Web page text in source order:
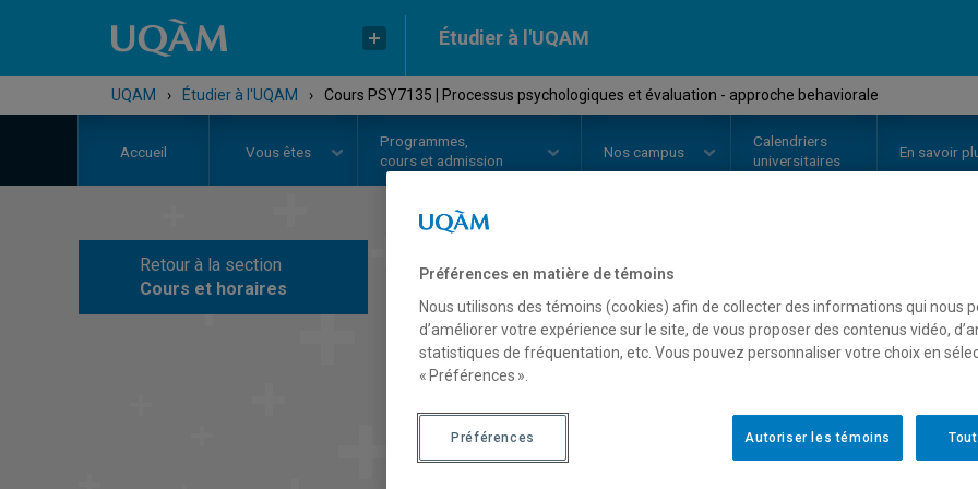
Étudier à l'UQAM
UQAM › Étudier à l'UQAM › Cours PSY7135 | Processus psychologiques et évaluation - approche behaviorale
Accueil Vous êtes
Programmes,
cours et admission
Nos campus
Calendriers
universitaires
En savoir
Retour à la section
Cours et horaires
COURS// PSY7135
Processus
évaluation - approche
Description Horaire - Été 2026
Préférences en matière de témoins
Nous utilisons des témoins (cookies) afin de collecter des informations qui nous
d’améliorer votre expérience sur le site, de vous proposer des contenus vidéo,
statistiques de fréquentation, etc. Vous pouvez personnaliser votre choix en
« Préférences ».
Autoriser les témoins
Préférences